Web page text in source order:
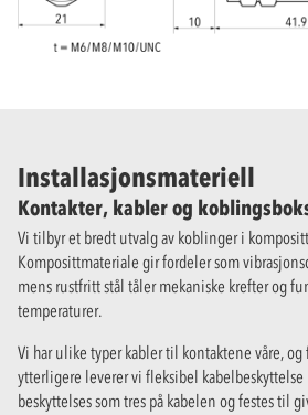
Installasjonsmateriell
Kontakter, kabler og
Vi tilbyr et bredt utvalg av koblinger i
Komposittmateriale gir fordeler som
mens rustfritt stål tåler mekaniske krefter og
temperaturer.
Vi har ulike typer kabler til kontaktene våre,
ytterligere leverer vi fleksibel
beskyttelses som tres på kabelen og festes til